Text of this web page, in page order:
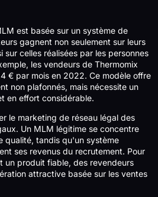
est basée sur un système de
gagnent non seulement sur leurs
sur celles réalisées par les personnes
les vendeurs de Thermomix
€ par mois en 2022. Ce modèle offre
non plafonnés, mais nécessite un
en effort considérable.
le marketing de réseau légal des
Un MLM légitime se concentre
qualité, tandis qu'un système
ses revenus du recrutement. Pour
un produit fiable, des revendeurs
attractive basée sur les ventes